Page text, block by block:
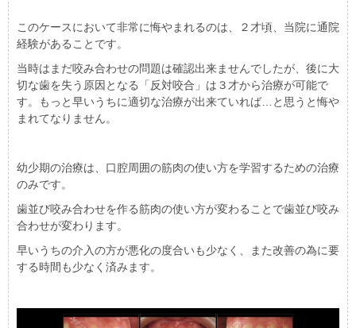
このケースにおいて非常に悔やまれるのは、２才頃、当院に通院
経験があることです。
当時はまだ咬み合わせの問題は確認出来ませんでしたが、後に大
切な歯を失う原因となる「反対咬合」は３才から治療が可能で
す。もっと早いうちに適切な治療が出来ていれば…と思うと悔や
まれてなりません。
幼少期の治療は、口腔周囲の筋肉の使い方を学習するための治療
のみです。
歯並び咬み合わせを作る筋肉の使い方が変わることで歯並び咬み
合わせが変わります。
早いうちの介入の方が悪化の度合いも少なく、また改善の為に要
する時間も少なく済みます。